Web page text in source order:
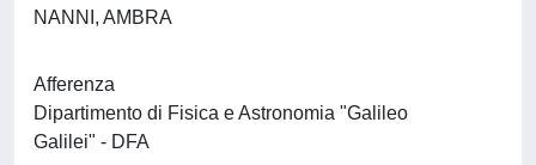
NANNI, AMBRA
Afferenza
Dipartimento di Fisica e Astronomia "Galileo
Galilei" - DFA